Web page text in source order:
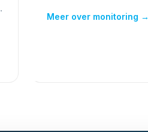
Meer over monitoring →